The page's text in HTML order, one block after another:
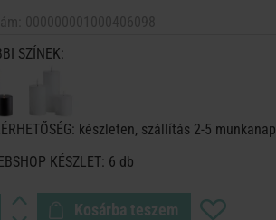
SZÍNEK:
készleten, szállítás 2-5 munkanap
KÉSZLET: 6 db
Kosárba teszem